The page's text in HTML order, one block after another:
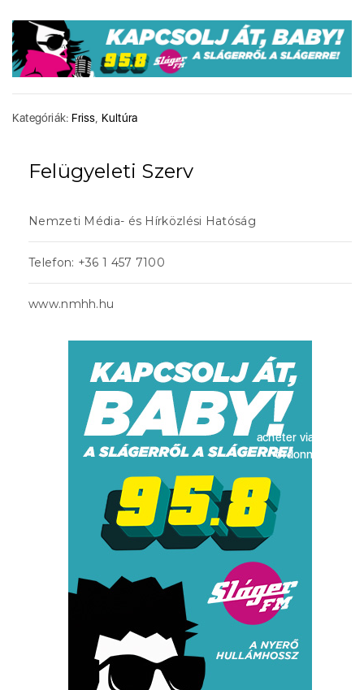
Kategóriák: Friss Kultúra
Felügyeleti Szerv
Nemzeti Média- és Hírközlési Hatóság
Telefon: +36 1 457 7100
www.nmhh.hu
acheter viagra sans
ordonnance